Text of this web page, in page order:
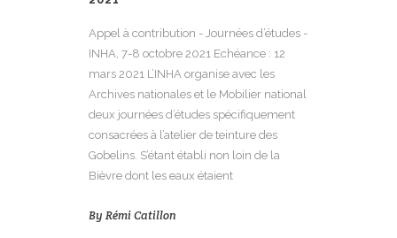
Appel à contribution - Journées d’études -
INHA, 7-8 octobre 2021 Echéance : 12
mars 2021 L’INHA organise avec les
Archives nationales et le Mobilier national
deux journées d’études spécifiquement
consacrées à l’atelier de teinture des
Gobelins. S’étant établi non loin de la
Bièvre dont les eaux étaient
By Rémi Catillon